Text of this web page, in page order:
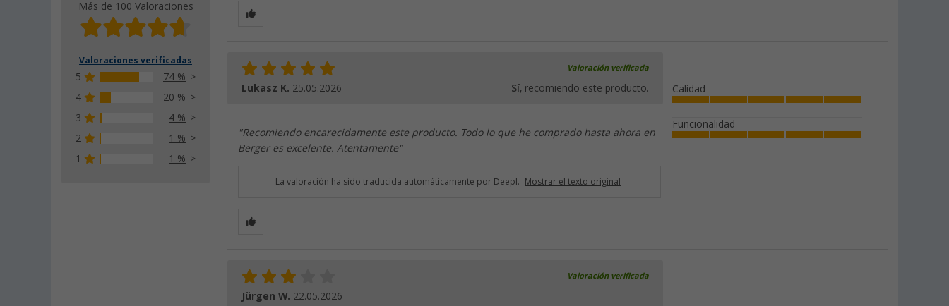
Más de 100 Valoraciones
Valoraciones verificadas
5
74 %
4
20 %
3
4 %
2
1 %
1
1 %
Valoración verificada
Lukasz K. 25.05.2026 Sí, recomiendo este producto.
"Recomiendo encarecidamente este producto. Todo lo que he comprado hasta ahora en
Berger es excelente. Atentamente"
Calidad
Funcionalidad
La valoración ha sido traducida automáticamente por Deepl. Mostrar el texto original
Valoración verificada
Jürgen W. 22.05.2026